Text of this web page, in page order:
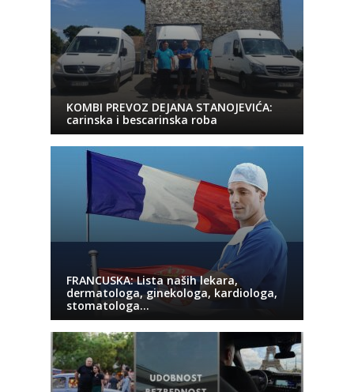
KOMBI PREVOZ DEJANA STANOJEVIĆA:
carinska i bescarinska roba
FRANCUSKA: Lista naših lekara,
dermatologa, ginekologa, kardiologa,
stomatologa…